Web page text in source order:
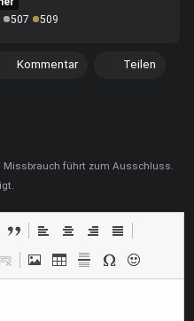
507 509
Kommentar Teilen
Missbrauch führt zum Ausschluss.